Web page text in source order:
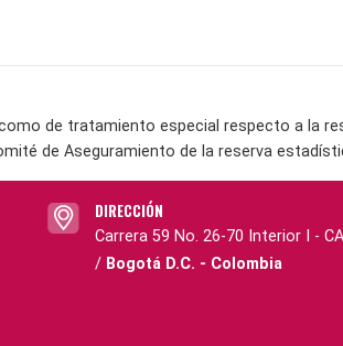
de tratamiento especial respecto a la
de Aseguramiento de la reserva
DIRECCIÓN
Carrera 59 No. 26-70 Interior I -
/ Bogotá D.C. - Colombia